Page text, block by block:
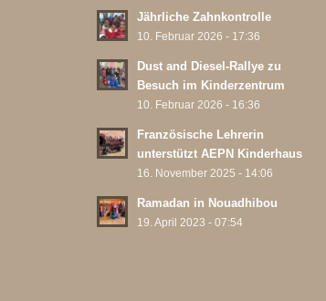
Jährliche Zahnkontrolle
10. Februar 2026 - 17:36
Dust and Diesel-Rallye zu
Besuch im Kinderzentrum
10. Februar 2026 - 16:36
Französische Lehrerin
unterstützt AEPN Kinderhaus
16. November 2025 - 14:06
Ramadan in Nouadhibou
19. April 2023 - 07:54